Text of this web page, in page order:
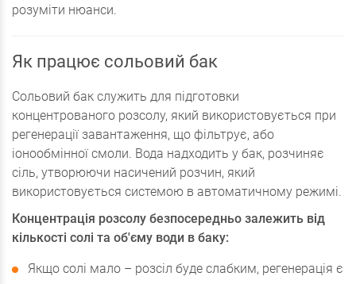
розуміти нюанси.
Як працює сольовий бак
Сольовий бак служить для підготовки
концентрованого розсолу, який використовується при
регенерації завантаження, що фільтрує, або
іонообмінної смоли. Вода надходить у бак, розчиняє
сіль, утворюючи насичений розчин, який
використовується системою в автоматичному режимі.
Концентрація розсолу безпосередньо залежить від
кількості солі та об'єму води в баку:
Якщо солі мало – розсіл буде слабким, регенерація є